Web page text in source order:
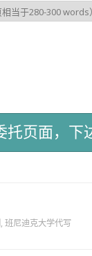
, 班尼迪克大学代写